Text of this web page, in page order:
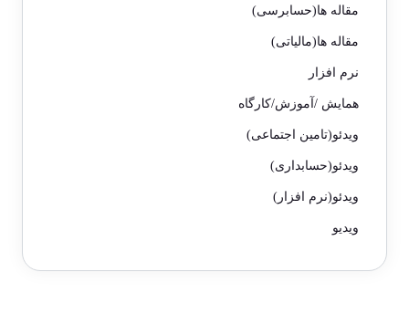
مقاله ها(حسابرسی)
مقاله ها(مالیاتی)
نرم افزار
همایش /آموزش/کارگاه
ویدئو(تامین اجتماعی)
ویدئو(حسابداری)
ویدئو(نرم افزار)
ویدیو